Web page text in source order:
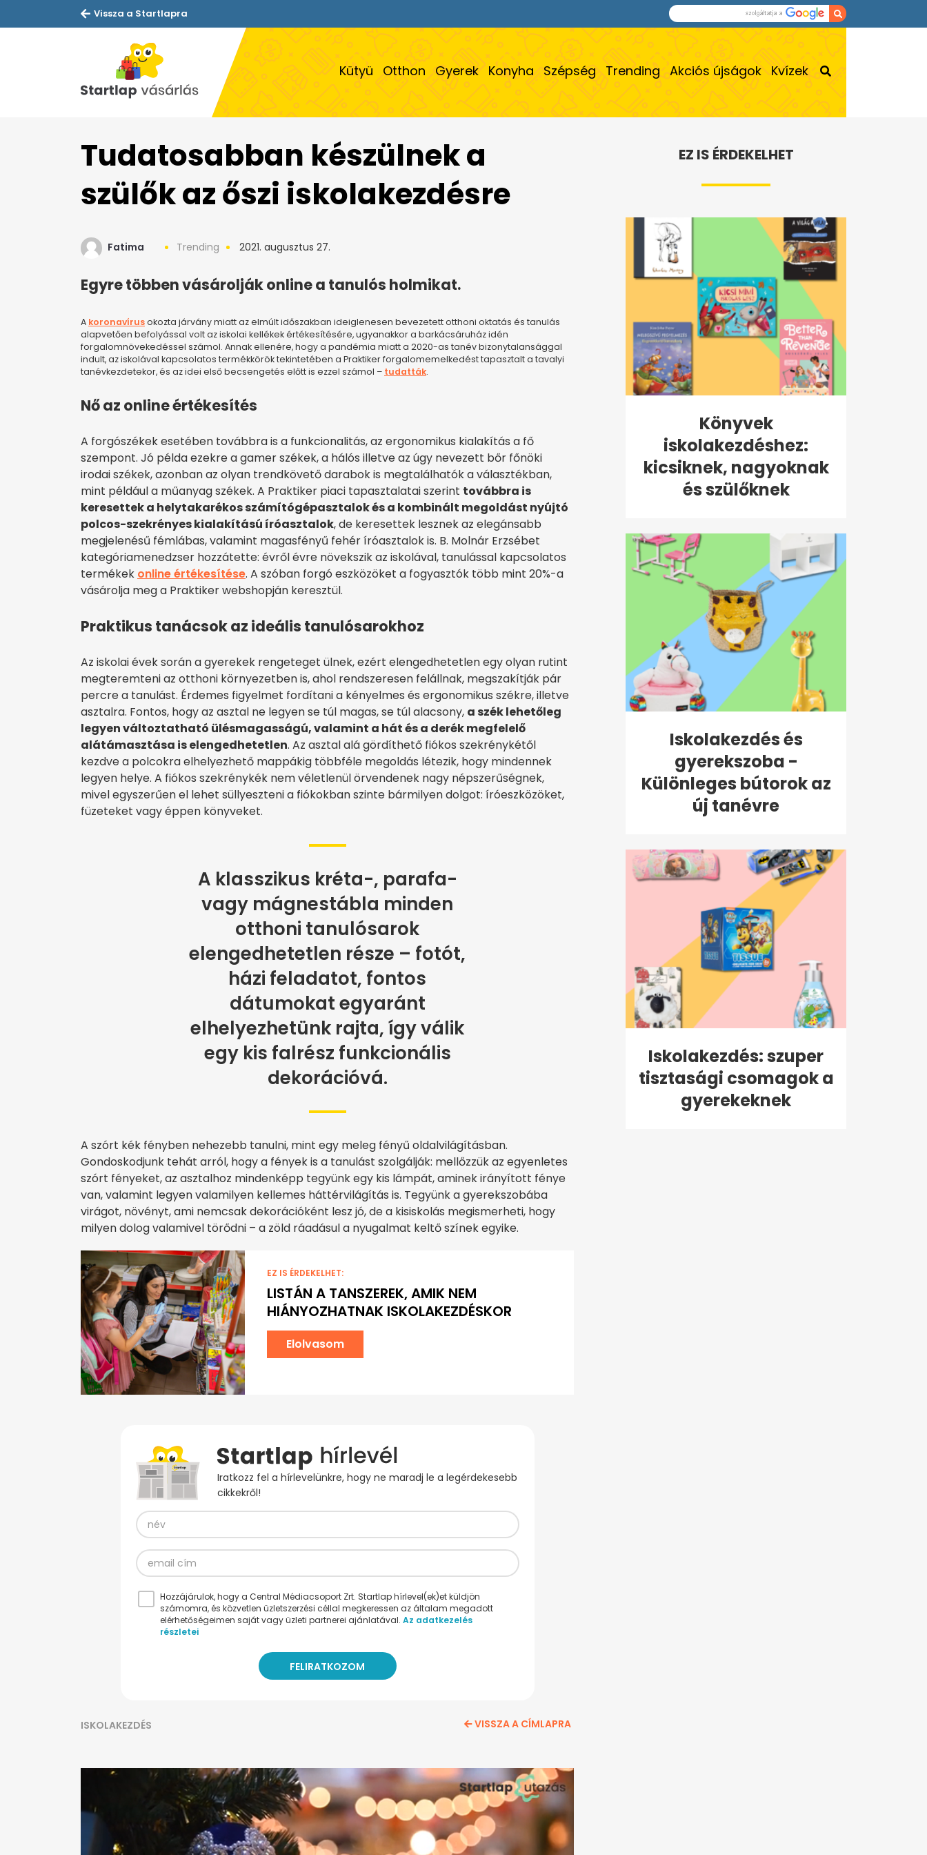
Vissza a Startlapra
Kütyü Otthon Gyerek Konyha Szépség Trending Akciós újságok Kvízek
Tudatosabban készülnek a
szülők az őszi iskolakezdésre
Fatima Trending 2021. augusztus 27.
Egyre többen vásárolják online a tanulós holmikat.
A koronavírusokozta járvány miatt az elmúlt időszakban ideiglenesen bevezetett otthoni oktatás és tanulás
alapvetően befolyással volt az iskolai kellékek értékesítésére, ugyanakkor a barkácsáruház idén
forgalomnövekedéssel számol. Annak ellenére, hogy a pandémia miatt a 2020-as tanév bizonytalansággal
indult, az iskolával kapcsolatos termékkörök tekintetében a Praktiker forgalomemelkedést tapasztalt a tavalyi
tanévkezdetekor, és az idei első becsengetés előtt is ezzel számol – tudatták.
Nő az online értékesítés
A forgószékek esetében továbbra is a funkcionalitás, az ergonomikus kialakítás a fő
szempont. Jó példa ezekre a gamer székek, a hálós illetve az úgy nevezett bőr főnöki
irodai székek, azonban az olyan trendkövető darabok is megtalálhatók a választékban,
mint például a műanyag székek. A Praktiker piaci tapasztalatai szerint továbbra is
keresettek a helytakarékos számítógépasztalok és a kombinált megoldást nyújtó
polcos-szekrényes kialakítású íróasztalok, de keresettek lesznek az elegánsabb
megjelenésű fémlábas, valamint magasfényű fehér íróasztalok is. B. Molnár Erzsébet
kategóriamenedzser hozzátette: évről évre növekszik az iskolával, tanulással kapcsolatos
termékek online értékesítése. A szóban forgó eszközöket a fogyasztók több mint 20%-a
vásárolja meg a Praktiker webshopján keresztül.
Praktikus tanácsok az ideális tanulósarokhoz
Az iskolai évek során a gyerekek rengeteget ülnek, ezért elengedhetetlen egy olyan rutint
megteremteni az otthoni környezetben is, ahol rendszeresen felállnak, megszakítják pár
percre a tanulást. Érdemes figyelmet fordítani a kényelmes és ergonomikus székre, illetve
asztalra. Fontos, hogy az asztal ne legyen se túl magas, se túl alacsony, a szék lehetőleg
legyen változtatható ülésmagasságú, valamint a hát és a derék megfelelő
alátámasztása is elengedhetetlen. Az asztal alá gördíthető fiókos szekrénykétől
kezdve a polcokra elhelyezhető mappákig többféle megoldás létezik, hogy mindennek
legyen helye. A fiókos szekrénykék nem véletlenül örvendenek nagy népszerűségnek,
mivel egyszerűen el lehet süllyeszteni a fiókokban szinte bármilyen dolgot: íróeszközöket,
füzeteket vagy éppen könyveket.
A klasszikus kréta-, parafa-
vagy mágnestábla minden
otthoni tanulósarok
elengedhetetlen része – fotót,
házi feladatot, fontos
dátumokat egyaránt
elhelyezhetünk rajta, így válik
egy kis falrész funkcionális
dekorációvá.
A szórt kék fényben nehezebb tanulni, mint egy meleg fényű oldalvilágításban.
Gondoskodjunk tehát arról, hogy a fények is a tanulást szolgálják: mellőzzük az egyenletes
szórt fényeket, az asztalhoz mindenképp tegyünk egy kis lámpát, aminek irányított fénye
van, valamint legyen valamilyen kellemes háttérvilágítás is. Tegyünk a gyerekszobába
virágot, növényt, ami nemcsak dekorációként lesz jó, de a kisiskolás megismerheti, hogy
milyen dolog valamivel törődni – a zöld ráadásul a nyugalmat keltő színek egyike.
EZ IS ÉRDEKELHET:
LISTÁN A TANSZEREK, AMIK NEM
HIÁNYOZHATNAK ISKOLAKEZDÉSKOR
Elolvasom
Iratkozz fel a hírlevelünkre, hogy ne maradj le a legérdekesebb
cikkekről!
Hozzájárulok, hogy a Central Médiacsoport Zrt. Startlap hírlevel(ek)et küldjön
számomra, és közvetlen üzletszerzési céllal megkeressen az általam megadott
elérhetőségeimen saját vagy üzleti partnerei ajánlatával. Az adatkezelés
részletei
ISKOLAKEZDÉS VISSZA A CÍMLAPRA
EZ IS ÉRDEKELHET
Könyvek
iskolakezdéshez:
kicsiknek, nagyoknak
és szülőknek
Iskolakezdés és
gyerekszoba -
Különleges bútorok az
új tanévre
Iskolakezdés: szuper
tisztasági csomagok a
gyerekeknek